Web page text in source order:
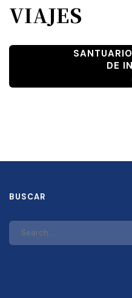
VIAJES
DE
BUSCAR